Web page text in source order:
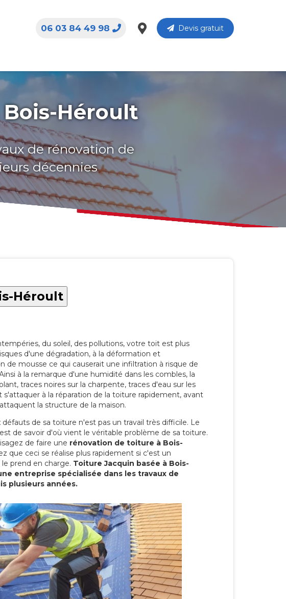
Devis gratuit
06 03 84 49 98
Héroult
de rénovation de
décennies
Héroult
du soleil, des pollutions, votre toit est plus
d'une dégradation, à la déformation et
de mousse ce qui causerait une infiltration à risque de
à la remarque d'une humidité dans les combles, la
traces noires sur la charpente, traces d'eau sur les
s'attaquer à la réparation de la toiture rapidement, avant
la structure de la maison.
défauts de sa toiture n'est pas un travail très difficile. Le
de savoir d'où vient le véritable problème de sa toiture.
de faire une rénovation de toiture à Bois-
que ceci se réalise plus rapidement si c'est un
le prend en charge. Toiture Jacquin basée à Bois-
entreprise spécialisée dans les travaux de
plusieurs années.